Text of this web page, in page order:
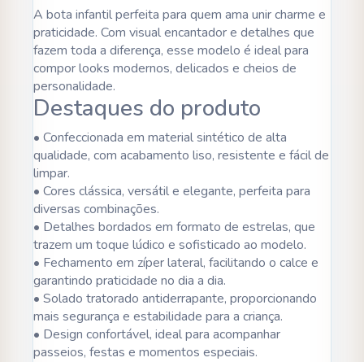
A bota infantil perfeita para quem ama unir charme e
praticidade. Com visual encantador e detalhes que
fazem toda a diferença, esse modelo é ideal para
compor looks modernos, delicados e cheios de
personalidade.
Destaques do produto
• Confeccionada em material sintético de alta
qualidade, com acabamento liso, resistente e fácil de
limpar.
• Cores clássica, versátil e elegante, perfeita para
diversas combinações.
• Detalhes bordados em formato de estrelas, que
trazem um toque lúdico e sofisticado ao modelo.
• Fechamento em zíper lateral, facilitando o calce e
garantindo praticidade no dia a dia.
• Solado tratorado antiderrapante, proporcionando
mais segurança e estabilidade para a criança.
• Design confortável, ideal para acompanhar
passeios, festas e momentos especiais.